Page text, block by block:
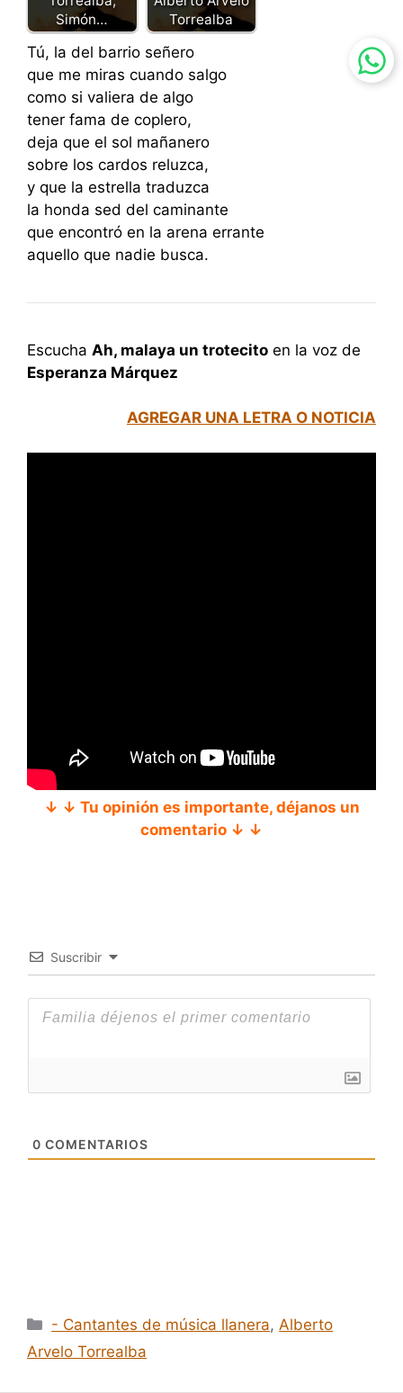
Simón…
Torrealba
Tú, la del barrio señero
que me miras cuando salgo
como si valiera de algo
tener fama de coplero,
deja que el sol mañanero
sobre los cardos reluzca,
y que la estrella traduzca
la honda sed del caminante
que encontró en la arena errante
aquello que nadie busca.
Escucha Ah, malaya un trotecito en la voz de
Esperanza Márquez
AGREGAR UNA LETRA O NOTICIA
↓ ↓ Tu opinión es importante, déjanos un
comentario ↓ ↓
Suscribir
0 COMENTARIOS
Categorías
- Cantantes de música llanera, Alberto
Arvelo Torrealba